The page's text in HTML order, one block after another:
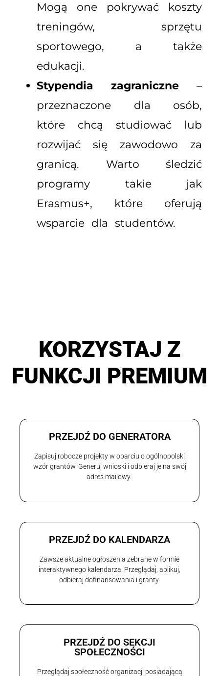
Mogą one pokrywać koszty
treningów, sprzętu
sportowego, a także
edukacji.
Stypendia zagraniczne –
przeznaczone dla osób,
które chcą studiować lub
rozwijać się zawodowo za
granicą. Warto śledzić
programy takie jak
Erasmus+, które oferują
wsparcie dla studentów.
KORZYSTAJ Z
FUNKCJI PREMIUM
PRZEJDŹ DO GENERATORA
Zapisuj robocze projekty w oparciu o ogólnopolski
wzór grantów. Generuj wnioski i odbieraj je na swój
adres mailowy.
PRZEJDŹ DO KALENDARZA
Zawsze aktualne ogłoszenia zebrane w formie
interaktywnego kalendarza. Przeglądaj, aplikuj,
odbieraj dofinansowania i granty.
PRZEJDŹ DO SEKCJI
SPOŁECZNOŚCI
Przeglądaj społeczność organizacji posiadającą